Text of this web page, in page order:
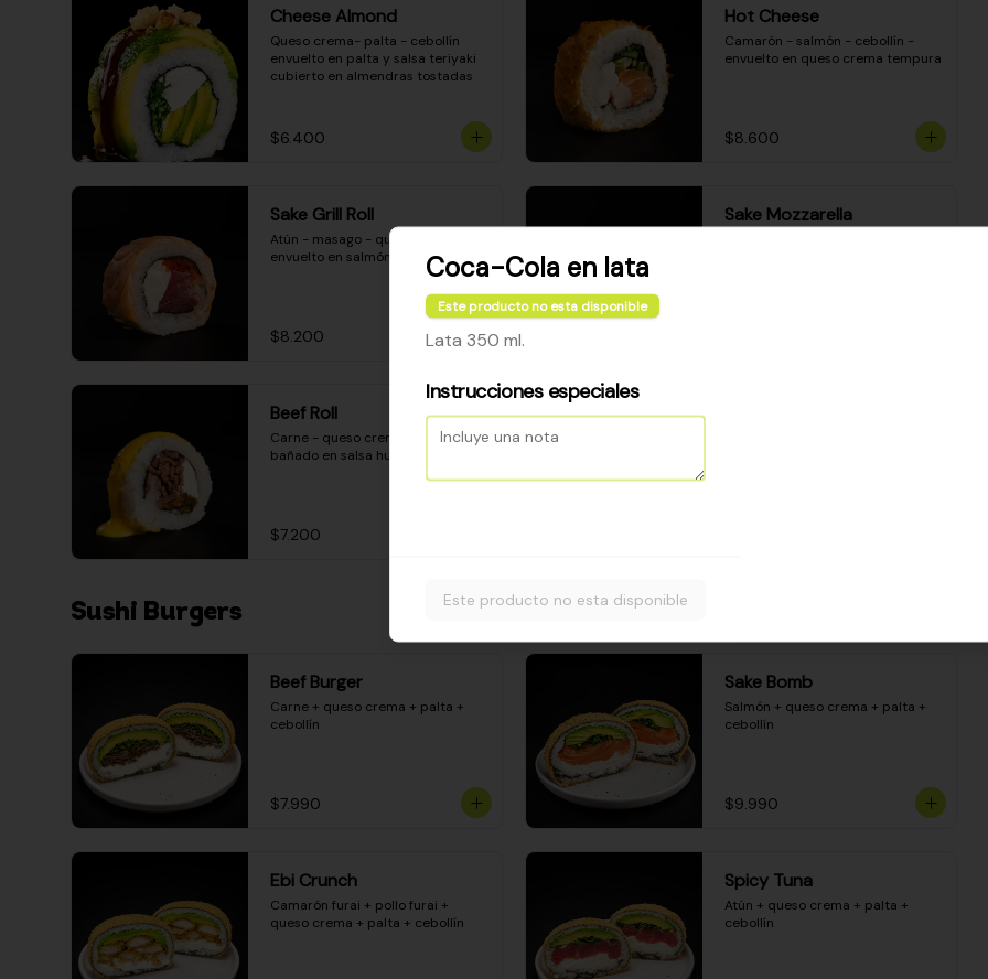
Cheese Almond
Queso crema- palta - cebollín
envuelto en palta y salsa teriyaki
cubierto en almendras tostadas
$6.400
Hot Cheese
Camarón - salmón - cebollín -
envuelto en queso crema tempura
$8.600
Sake Grill Roll
Atún - masago - queso crema -
envuelto en salmón gratinado
$8.200
Sake Mozzarella
Beef Roll
Carne - queso crema - pimentón -
bañado en salsa huancaína
$7.200
Sushi Burgers
Beef Burger
Carne + queso crema + palta +
cebollín
$7.990
Sake Bomb
Salmón + queso crema + palta +
cebollín
$9.990
Ebi Crunch
Camarón furai + pollo furai +
queso crema + palta + cebollín
Spicy Tuna
Atún + queso crema + palta +
cebollín
Coca-Cola en lata
Este producto no esta disponible
Lata 350 ml.
Instrucciones especiales
Este producto no esta disponible